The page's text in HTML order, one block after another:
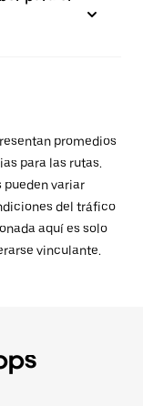
promedios
para las rutas.
pueden variar
del tráfico
aquí es solo
vinculante.